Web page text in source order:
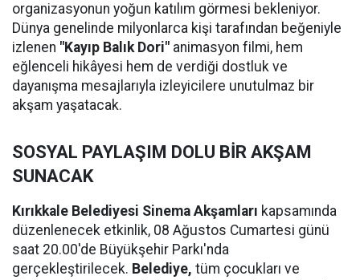
organizasyonun yoğun katılım görmesi bekleniyor.
Dünya genelinde milyonlarca kişi tarafından beğeniyle
izlenen "Kayıp Balık Dori" animasyon filmi, hem
eğlenceli hikâyesi hem de verdiği dostluk ve
dayanışma mesajlarıyla izleyicilere unutulmaz bir
akşam yaşatacak.
SOSYAL PAYLAŞIM DOLU BİR AKŞAM
SUNACAK
Kırıkkale Belediyesi Sinema Akşamları kapsamında
düzenlenecek etkinlik, 08 Ağustos Cumartesi günü
saat 20.00'de Büyükşehir Parkı'nda
gerçekleştirilecek. Belediye, tüm çocukları ve